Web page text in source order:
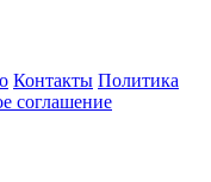
Контакты Политика
соглашение